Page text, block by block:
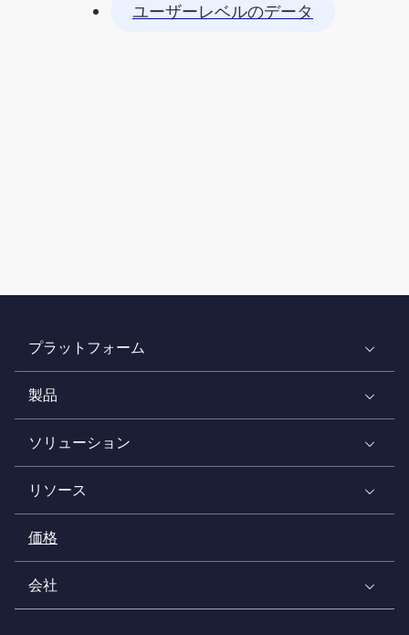
ユーザーレベルのデータ
プラットフォーム
製品
ソリューション
リソース
価格
会社